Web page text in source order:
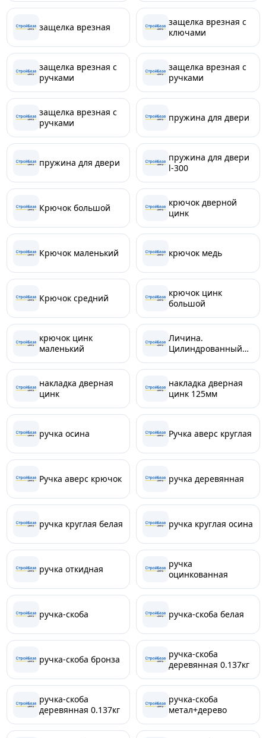
защелка врезная
защелка врезная с
ключами
защелка врезная с
ручками
защелка врезная с
ручками
защелка врезная с
ручками
пружина для двери
пружина для двери
пружина для двери
l-300
Крючок большой
крючок дверной
цинк
Крючок маленький крючок медь
Крючок средний
крючок цинк
большой
крючок цинк
маленький
Личина.
Цилиндрованный
накладка дверная
цинк
накладка дверная
цинк 125мм
ручка осина Ручка аверс круглая
Ручка аверс крючок ручка деревянная
ручка круглая белая ручка круглая осина
ручка откидная
ручка
оцинкованная
ручка-скоба ручка-скоба белая
ручка-скоба бронза
ручка-скоба
деревянная 0.137кг
ручка-скоба
деревянная 0.137кг
ручка-скоба
метал+дерево